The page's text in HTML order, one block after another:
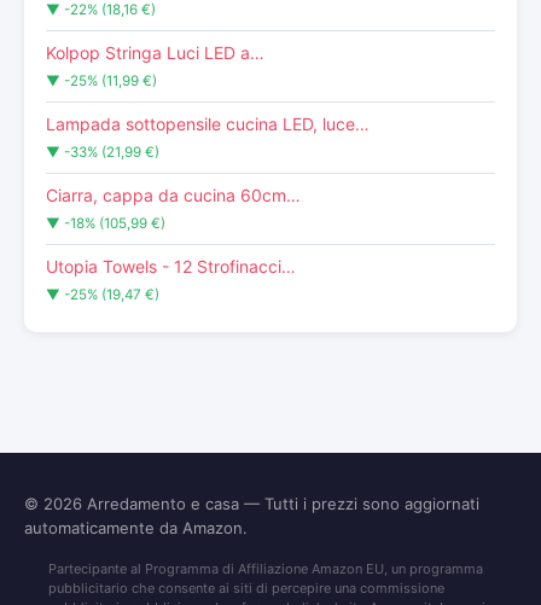
▼ -22% (18,16 €)
Kolpop Stringa Luci LED a…
▼ -25% (11,99 €)
Lampada sottopensile cucina LED, luce…
▼ -33% (21,99 €)
Ciarra, cappa da cucina 60cm…
▼ -18% (105,99 €)
Utopia Towels - 12 Strofinacci…
▼ -25% (19,47 €)
© 2026 Arredamento e casa — Tutti i prezzi sono aggiornati
automaticamente da Amazon.
Partecipante al Programma di Affiliazione Amazon EU, un programma
pubblicitario che consente ai siti di percepire una commissione